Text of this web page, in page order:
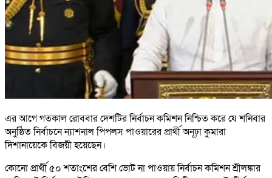
এর আগে গতকাল রোববার দেশটির নির্বাচন কমিশন নিশ্চিত করে যে শনিবার
অনুষ্ঠিত নির্বাচনে ন্যাশনাল পিপলস পাওয়ারের প্রার্থী অনূঢ়া কুমারা
দিশানায়েকে বিজয়ী হয়েছেন।
কোনো প্রার্থী ৫০ শতাংশের বেশি ভোট না পাওয়ায় নির্বাচন কমিশন শ্রীলঙ্কার